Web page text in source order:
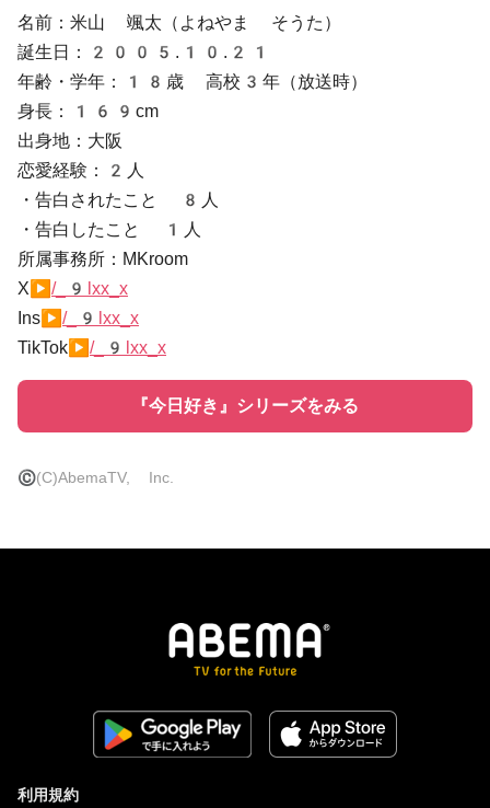
名前：米山 颯太（よねやま そうた）
誕生日：2005.10.21
年齢・学年：18歳 高校3年（放送時）
身長：169cm
出身地：大阪
恋愛経験：2人
・告白されたこと 8人
・告白したこと 1人
所属事務所：MKroom
X▶ /_9lxx_x
Ins▶ /_9lxx_x
TikTok▶ /_9lxx_x
『今日好き』シリーズをみる
©(C)AbemaTV, Inc.
利用規約